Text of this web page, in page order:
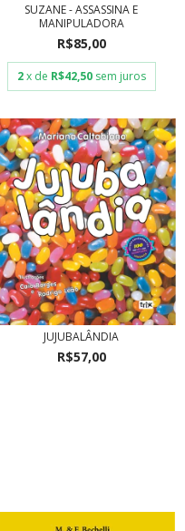
SUZANE - ASSASSINA E
MANIPULADORA
R$85,00
2 x de R$42,50 sem juros
JUJUBALÂNDIA
R$57,00